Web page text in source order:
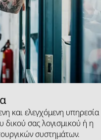
και ελεγχόμενη υπηρεσία
δικού σας λογισμικού ή η
συστημάτων.